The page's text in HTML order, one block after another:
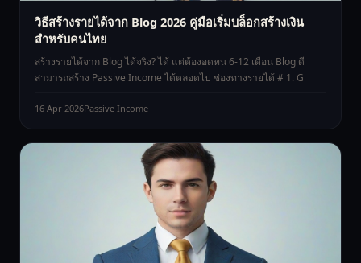
วิธีสร้างรายได้จาก Blog 2026 คู่มือเริ่มบล็อกสร้างเงิน
สำหรับคนไทย
สร้างรายได้จาก Blog ได้จริง? ได้ แต่ต้องอดทน 6-12 เดือน Blog ดี
สามารถสร้าง Passive Income ได้ตลอดไป ช่องทางรายได้ # 1. G
16 Apr 2026Passive Income